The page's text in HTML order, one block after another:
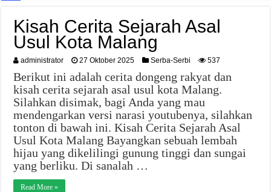
Kisah Cerita Sejarah Asal
Usul Kota Malang
administrator 27 Oktober 2025 Serba-Serbi 537
Berikut ini adalah cerita dongeng rakyat dan
kisah cerita sejarah asal usul kota Malang.
Silahkan disimak, bagi Anda yang mau
mendengarkan versi narasi youtubenya, silahkan
tonton di bawah ini. Kisah Cerita Sejarah Asal
Usul Kota Malang Bayangkan sebuah lembah
hijau yang dikelilingi gunung tinggi dan sungai
yang berliku. Di sanalah …
Read More »